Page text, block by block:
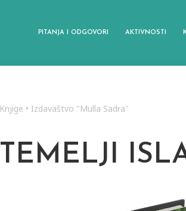
PITANJA I ODGOVORI AKTIVNOSTI
Knjige • Izdavaštvo "Mulla Sadra"
TEMELJI